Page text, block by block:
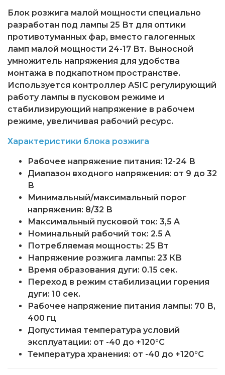
Блок розжига малой мощности специально
разработан под лампы 25 Вт для оптики
противотуманных фар, вместо галогенных
ламп малой мощности 24-17 Вт. Выносной
умножитель напряжения для удобства
монтажа в подкапотном пространстве.
Используется контроллер ASIC регулирующий
работу лампы в пусковом режиме и
стабилизирующий напряжение в рабочем
режиме, увеличивая рабочий ресурс.
Характеристики блока розжига
Рабочее напряжение питания: 12-24 В
Диапазон входного напряжения: от 9 до 32
В
Минимальный/максимальный порог
напряжения: 8/32 В
Максимальный пусковой ток: 3,5 A
Номинальный рабочий ток: 2.5 A
Потребляемая мощность: 25 Вт
Напряжение розжига лампы: 23 КВ
Время образования дуги: 0.15 сек.
Переход в режим стабилизации горения
дуги: 10 сек.
Рабочее напряжение питания лампы: 70 В,
400 гц
Допустимая температура условий
эксплуатации: от -40 до +120°С
Температура хранения: от -40 до +120°С